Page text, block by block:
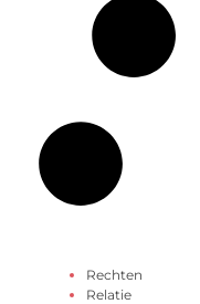
Rechten
Relatie